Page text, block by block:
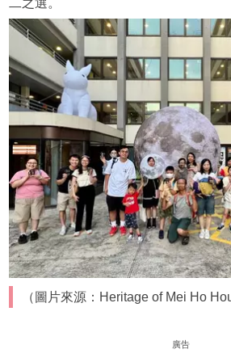
二之選。
（圖片來源：Heritage of Mei Ho
廣告